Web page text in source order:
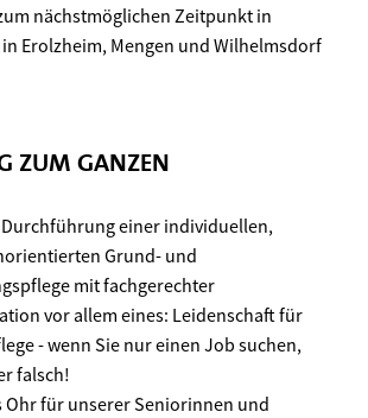
nächstmöglichen Zeitpunkt in
Erolzheim, Mengen und Wilhelmsdorf
ZUM GANZEN
einer individuellen,
Grund- und
mit fachgerechter
vor allem eines: Leidenschaft für
- wenn Sie nur einen Job suchen,
falsch!
Ohr für unserer Seniorinnen und